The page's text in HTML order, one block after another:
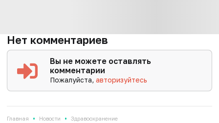
Нет комментариев
Вы не можете оставлять
комментарии
Пожалуйста,авторизуйтесь
Главная • Новости • Здравоохранение